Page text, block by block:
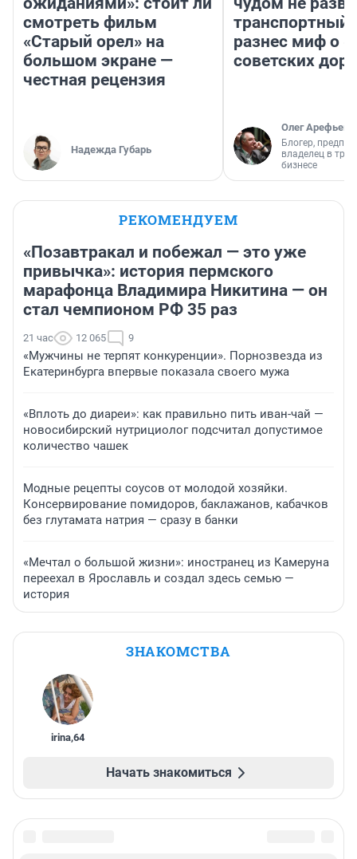
смотреть фильм
«Старый орел» на
большом экране —
честная рецензия
Надежда Губарь
транспортный
разнес миф о
советских
Олег Арефьев
Блогер,
владелец в
бизнесе
РЕКОМЕНДУЕМ
«Позавтракал и побежал — это уже
привычка»: история пермского
марафонца Владимира Никитина — он
стал чемпионом РФ 35 раз
21 час 12 065 9
«Мужчины не терпят конкуренции». Порнозвезда из
Екатеринбурга впервые показала своего мужа
«Вплоть до диареи»: как правильно пить иван-чай —
новосибирский нутрициолог подсчитал допустимое
количество чашек
Модные рецепты соусов от молодой хозяйки.
Консервирование помидоров, баклажанов, кабачков
без глутамата натрия — сразу в банки
«Мечтал о большой жизни»: иностранец из Камеруна
переехал в Ярославль и создал здесь семью —
история
ЗНАКОМСТВА
irina,64
Начать знакомиться